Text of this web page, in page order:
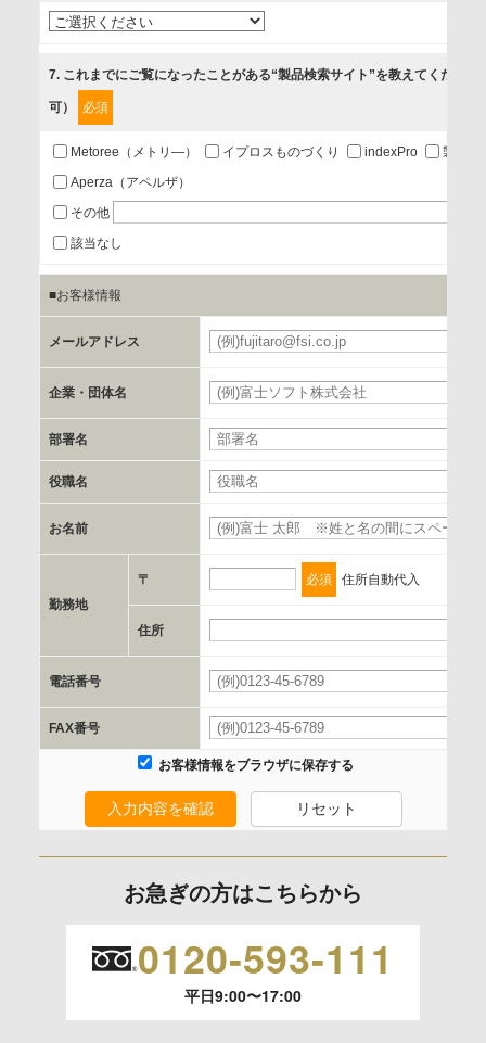
4.お客様満足度調査等のアンケートの依頼
第三者提供の有無
あり
a.個人情報の提供・利用目的
当該企業/団体のサービス等のご案内及び当該企業/団体からの
お客様のご氏名、フリガナ、企業・団体名、部署名、役職、
郵便番号、住所、電話番号、FAX番号、メールアドレス
c.第三者への提供の手段または手法
書類の送付又は電子的な方法
d.提供先および管理者
当社とイベント/セミナーを共同で開催する企業/団体
e.個人情報取り扱いに関する契約
当社と当該企業/団体とは、個人情報取扱に関する覚書の締結
を行います。
委託の有無
利用目的の通知、開示、内容の訂正、追加または削除、利用
います。）に応じます。
開示等のご請求は、下記お問い合わせ先窓口へご連絡願いま
す。
7. これまでにご覧になったことがある“製品検索サイト”を教えてください
可） 必須
Metoree（メトリ―） イプロスものづくり indexPro
製品ナ
Aperza（アペルザ）
その他
該当なし
■お客様情報
メールアドレス
企業・団体名
部署名
役職名
お名前
勤務地
〒 必須 住所自動代入
住所
電話番号
FAX番号
お客様情報をブラウザに保存する
入力内容を確認 リセット
お急ぎの方はこちらから
0120-593-111
平日9:00〜17:00